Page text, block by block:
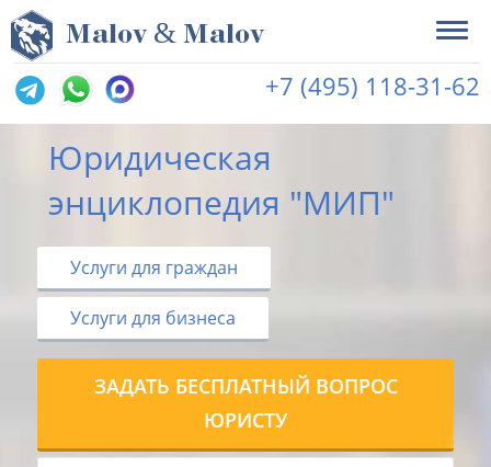
Malov & Malov
+7 (495) 118-31-62
Юридическая
энциклопедия "МИП"
Услуги для граждан
Услуги для бизнеса
ЗАДАТЬ БЕСПЛАТНЫЙ ВОПРОС
ЮРИСТУ